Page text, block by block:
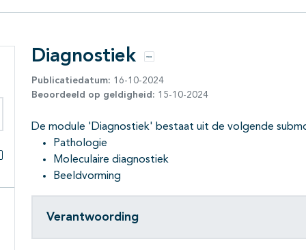
binnen deze richtlijn
Alles openklappen
Diagnostiek Opties
Publicatiedatum: 16-10-2024
Beoordeeld op geldigheid: 15-10-2024
De module 'Diagnostiek' bestaat uit de volgende
Pathologie
Moleculaire diagnostiek
Beeldvorming
Verantwoording